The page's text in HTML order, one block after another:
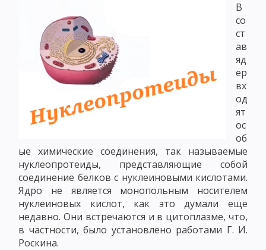
В
со
ст
ав
яд
ер
вх
од
ят
ос
об
ые химические соединения, так называемые
нуклеопротеиды, представляющие собой
соединение белков с нуклеиновыми кислотами.
Ядро не является монопольным носителем
нуклеиновых кислот, как это думали еще
недавно. Они встречаются и в цитоплазме, что,
в частности, было установлено работами Г. И.
Роскина.